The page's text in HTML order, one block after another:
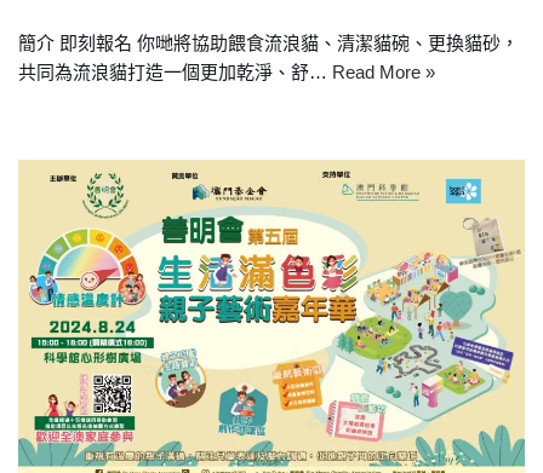
簡介 即刻報名 你哋將協助餵食流浪貓、清潔貓碗、更換貓砂，
共同為流浪貓打造一個更加乾淨、舒… Read More »